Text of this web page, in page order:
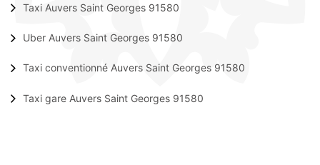
Taxi Auvers Saint Georges 91580
Uber Auvers Saint Georges 91580
Taxi conventionné Auvers Saint Georges 91580
Taxi gare Auvers Saint Georges 91580